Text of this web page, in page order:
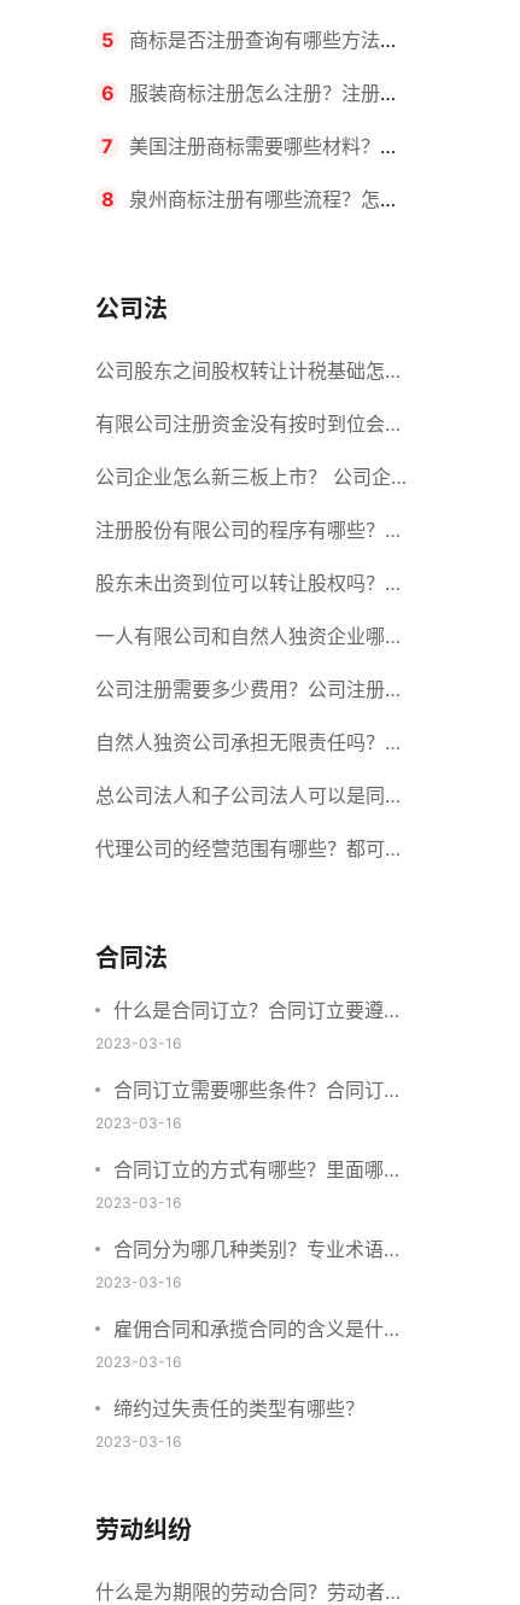
要求？商标转让所需时间是多久？
5 商标是否注册查询有哪些方法？
有哪些步骤？
6 服装商标注册怎么注册？注册商
标流程有哪些？
7 美国注册商标需要哪些材料？美
国商标办理流程有哪些？
8 泉州商标注册有哪些流程？怎么
公司法
公司股东之间股权转让计税基础怎么
确认？公司股东之间的股权转让要符
合什么要件？
有限公司注册资金没有按时到位会怎
么样？股份有限公司设立的注册条件
公司企业怎么新三板上市？ 公司企
业新三板上市的流程
注册股份有限公司的程序有哪些？注
册股份有限公司需要提交哪些材料？
股东未出资到位可以转让股权吗？股
东未出资到位能否分红？
一人有限公司和自然人独资企业哪个
好？一人公司设立条件有哪些？
公司注册需要多少费用？公司注册需
要准备什么材料？
自然人独资公司承担无限责任吗？有
限责任公司与有限责任公司的区别
总公司法人和子公司法人可以是同一
个人吗？总公司更名分公司需要更改
代理公司的经营范围有哪些？都可以
合同法
什么是合同订立？合同订立要遵守
什么原则？订立方式有哪些？
2023-03-16
合同订立需要哪些条件？合同订立
与合同成立有什么不同？
2023-03-16
合同订立的方式有哪些？里面哪些
内容、细节条款需要载明？
2023-03-16
合同分为哪几种类别？专业术语分
别是什么？
2023-03-16
雇佣合同和承揽合同的含义是什
么？怎么区分雇佣合同和承揽合
同？
2023-03-16
缔约过失责任的类型有哪些？
2023-03-16
劳动纠纷
什么是为期限的劳动合同？劳动者解